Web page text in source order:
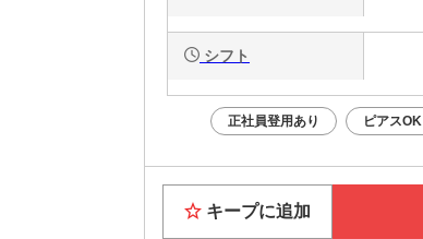
シフト
正社員登用あり ピアスOK
キープに追加